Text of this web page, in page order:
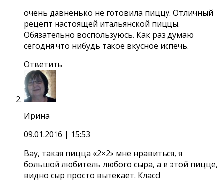
очень давненько не готовила пиццу. Отличный
рецепт настоящей итальянской пиццы.
Обязательно воспользуюсь. Как раз думаю
сегодня что нибудь такое вкусное испечь.
Ответить
Ирина
09.01.2016 | 15:53
Вау, такая пицца «2×2» мне нравиться, я
большой любитель любого сыра, а в этой пицце,
видно сыр просто вытекает. Класс!